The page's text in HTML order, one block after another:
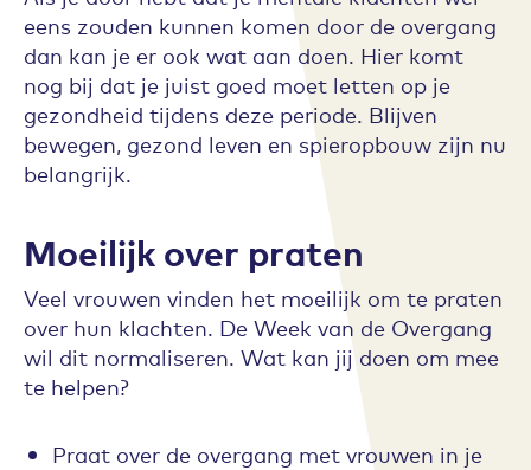
eens zouden kunnen komen door de overgang
dan kan je er ook wat aan doen. Hier komt
nog bij dat je juist goed moet letten op je
gezondheid tijdens deze periode. Blijven
bewegen, gezond leven en spieropbouw zijn nu
belangrijk.
Moeilijk over praten
Veel vrouwen vinden het moeilijk om te praten
over hun klachten. De Week van de Overgang
wil dit normaliseren. Wat kan jij doen om mee
te helpen?
Praat over de overgang met vrouwen in je